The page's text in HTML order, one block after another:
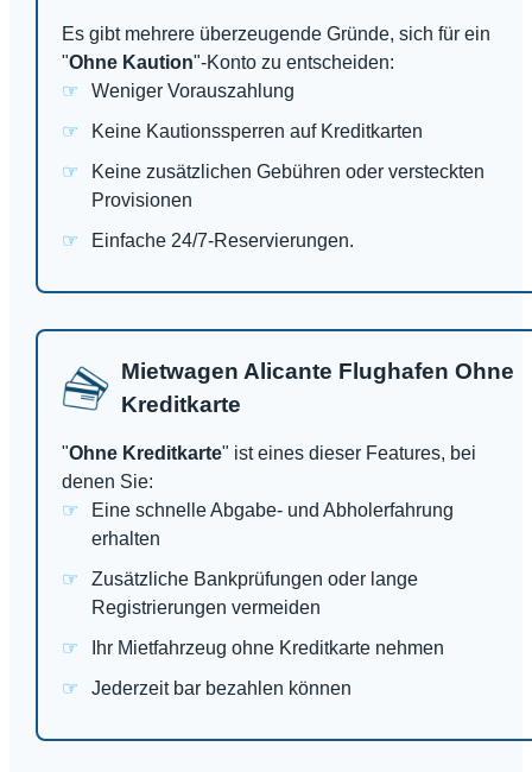
Es gibt mehrere überzeugende Gründe, sich für ein
"Ohne Kaution"-Konto zu entscheiden:
Weniger Vorauszahlung
Keine Kautionssperren auf Kreditkarten
Keine zusätzlichen Gebühren oder versteckten
Provisionen
Einfache 24/7-Reservierungen.
Mietwagen Alicante Flughafen Ohne
Kreditkarte
"Ohne Kreditkarte" ist eines dieser Features, bei
denen Sie:
Eine schnelle Abgabe- und Abholerfahrung
erhalten
Zusätzliche Bankprüfungen oder lange
Registrierungen vermeiden
Ihr Mietfahrzeug ohne Kreditkarte nehmen
Jederzeit bar bezahlen können